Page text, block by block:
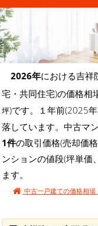
2026年における吉祥
宅・共同住宅)の価格相
坪)です。１年前(2025
落しています。中古マ
1件の取引価格(売却価
ンションの値段(坪単価
ます。
中古一戸建ての価格相場